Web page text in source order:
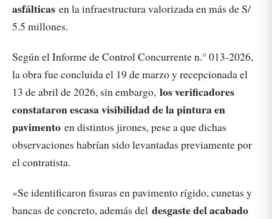
asfálticas en la infraestructura valorizada en más de S/
5.5 millones.
Según el Informe de Control Concurrente n.° 013-2026,
la obra fue concluida el 19 de marzo y recepcionada el
13 de abril de 2026, sin embargo, los verificadores
constataron escasa visibilidad de la pintura en
pavimento en distintos jirones, pese a que dichas
observaciones habrían sido levantadas previamente por
el contratista.
«Se identificaron fisuras en pavimento rígido, cunetas y
bancas de concreto, además del desgaste del acabado